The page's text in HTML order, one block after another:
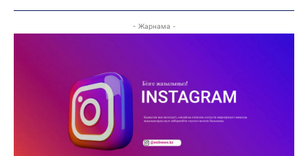
Байланыс
- Жарнама -